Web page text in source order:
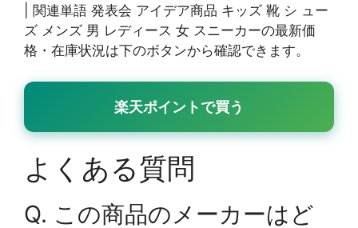
| 関連単語 発表会 アイデア商品 キッズ 靴 シ ュー
ズ メンズ 男 レディース 女 スニーカーの最新価
格・在庫状況は下のボタンから確認できます。
楽天ポイントで買う
よくある質問
Q. この商品のメーカーはど